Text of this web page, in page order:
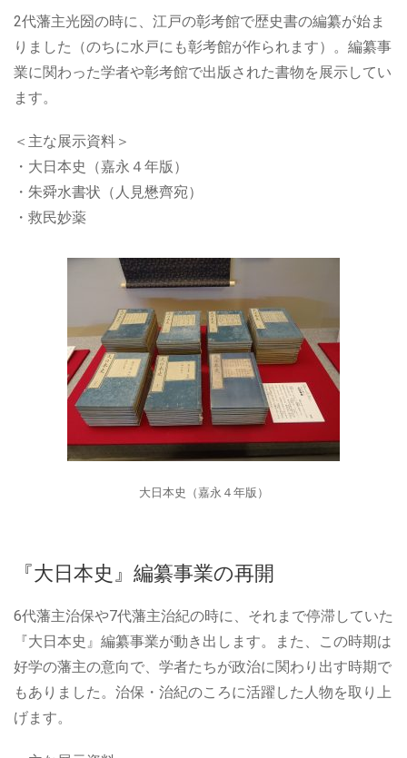
2代藩主光圀の時に、江戸の彰考館で歴史書の編纂が始ま
りました（のちに水戸にも彰考館が作られます）。編纂事
業に関わった学者や彰考館で出版された書物を展示してい
ます。
＜主な展示資料＞
・大日本史（嘉永４年版）
・朱舜水書状（人見懋齊宛）
・救民妙薬
大日本史（嘉永４年版）
『大日本史』編纂事業の再開
6代藩主治保や7代藩主治紀の時に、それまで停滞していた
『大日本史』編纂事業が動き出します。また、この時期は
好学の藩主の意向で、学者たちが政治に関わり出す時期で
もありました。治保・治紀のころに活躍した人物を取り上
げます。